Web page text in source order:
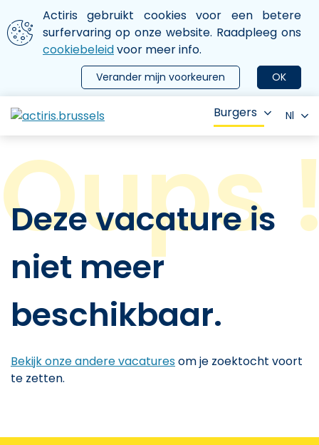
Aller au contenu principal
We gebruiken cookies
Actiris gebruikt cookies voor een betere
surfervaring op onze website. Raadpleeg ons
cookiebeleidvoor meer info.
OK
Verander mijn voorkeuren
le menu
Burgers Nl
Deze vacature is
niet meer
beschikbaar.
Bekijk onze andere vacaturesom je zoektocht voort
te zetten.